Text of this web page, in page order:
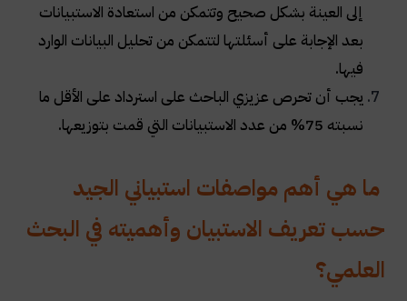
إلى العينة بشكل صحيح وتتمكن من استعادة الاستبيانات
بعد الإجابة على أسئلتها لتتمكن من تحليل البيانات الوارد
فيها.
يجب أن تحرص عزيزي الباحث على استرداد على الأقل ما
نسبته 75% من عدد الاستبيانات التي قمت بتوزيعها.
ما هي أهم مواصفات استبياني الجيد
حسب تعريف الاستبيان وأهميته في البحث
العلمي؟